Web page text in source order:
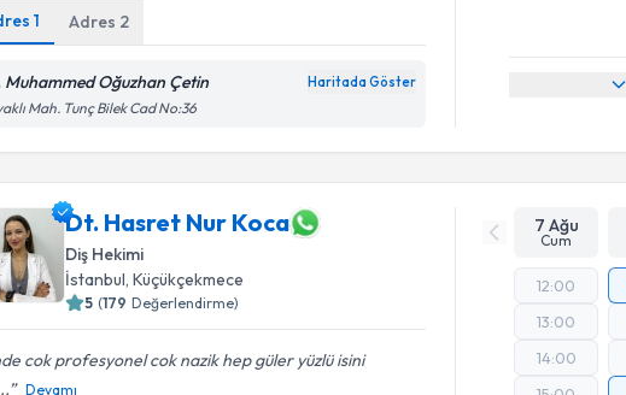
1 Adres 2
Muhammed Oğuzhan Çetin Haritada Göster
Mah. Tunç Bilek Cad No:36
Dt. Hasret Nur Koca
Diş Hekimi
İstanbul , Küçükçekmece
5 (179 Değerlendirme)
cok profesyonel cok nazik hep güler yüzlü isini
Devamı
7 Ağu
Cum
12:00
13:00
14:00